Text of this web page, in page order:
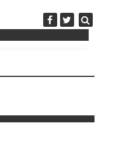
Diplomatija po